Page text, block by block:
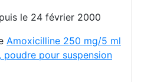
le 24 février 2000
Amoxicilline 250 mg/5 ml
pour suspension